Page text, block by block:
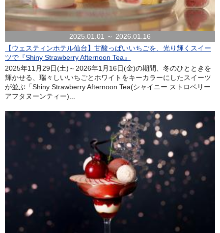
2025.01.01 ～ 2026.01.16
【ウェスティンホテル仙台】甘酸っぱいいちごを、光り輝くスイー
ツで『Shiny Strawberry Afternoon Tea』
2025年11月29日(土)～2026年1月16日(金)の期間、冬のひとときを
輝かせる、瑞々しいいちごとホワイトをキーカラーにしたスイーツ
が並ぶ「Shiny Strawberry Afternoon Tea(シャイニー ストロベリー
アフタヌーンティー)...